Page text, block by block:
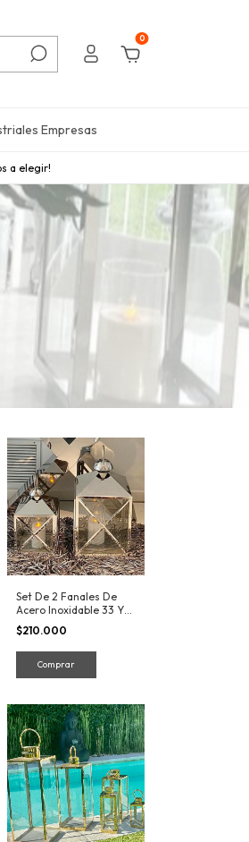
0
Empresas
a elegir!
Set De 2 Fanales De
Acero Inoxidable 33 Y
48 Cm INTERIROR Y
EXTERIOR
$210.000